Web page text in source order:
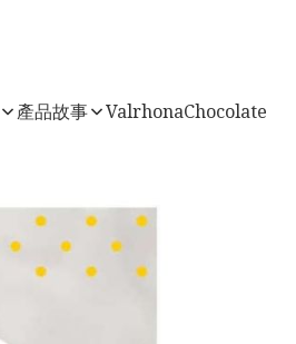
產品故事 ValrhonaChocolate